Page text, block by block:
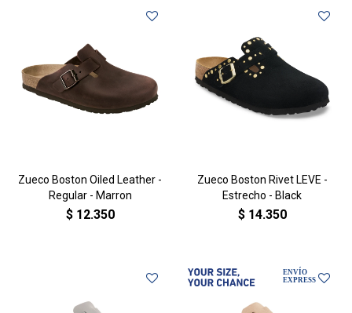
Zueco Boston Oiled Leather -
Regular - Marron
$ 12.350
Zueco Boston Rivet LEVE -
Estrecho - Black
$ 14.350